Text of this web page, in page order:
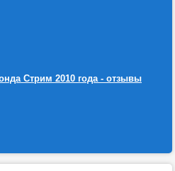
Стрим 2010 года - отзывы